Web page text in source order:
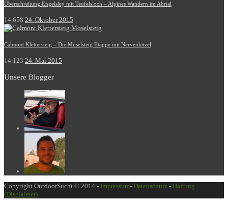
Überschreitung Engelsley mit Teufelsloch – Alpines Wandern im Ahrtal
14.658 24. Oktober 2015
Calmont Klettersteig – Die Moselsteig Etappe mit Nervenkitzel
14.123 24. Mai 2015
Unsere Blogger
Copyright OutdoorSucht © 2014 - Impressum- Datenschutz - Haftung
(Disclaimer)